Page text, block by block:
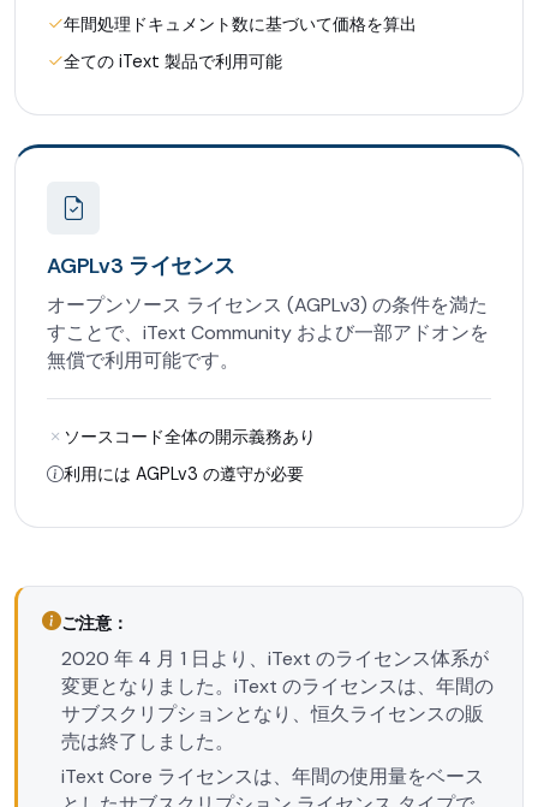
年間処理ドキュメント数に基づいて価格を算出
全ての iText 製品で利用可能
AGPLv3 ライセンス
オープンソース ライセンス (AGPLv3) の条件を満た
すことで、iText Community および一部アドオンを
無償で利用可能です。
ソースコード全体の開示義務あり
利用には AGPLv3 の遵守が必要
ご注意：
2020 年 4 月 1 日より、iText のライセンス体系が
変更となりました。iText のライセンスは、年間の
サブスクリプションとなり、恒久ライセンスの販
売は終了しました。
iText Core ライセンスは、年間の使用量をベース